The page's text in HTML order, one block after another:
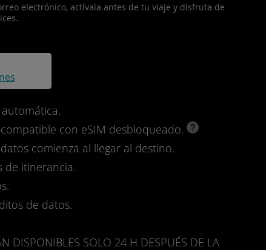
electrónico, actívala antes de tu viaje y disfruta de
con eSIM desbloqueado.
comienza al llegar al destino.
de itinerancia.
de datos.
DISPONIBLES SOLO 24 H DESPUÉS DE LA